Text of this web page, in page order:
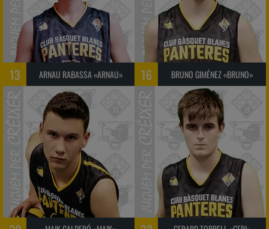
13 ARNAU RABASSA «ARNAU» 16 BRUNO GIMÉNEZ «BRUNO»